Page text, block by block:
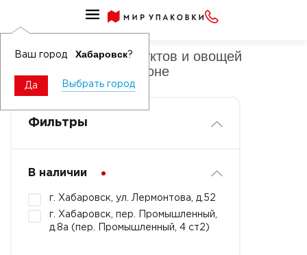
Ваш город Хабаровск?
Да Выбрать город
Мешки-сетки для фруктов и овощей мелкоячеистые
Мешки-сетки для фруктов и овощей
мелкоячеистые в рулоне
Фильтры
В наличии
г. Хабаровск, ул. Лермонтова, д.52
г. Хабаровск, пер. Промышленный,
д.8а (пер. Промышленный, 4 ст2)